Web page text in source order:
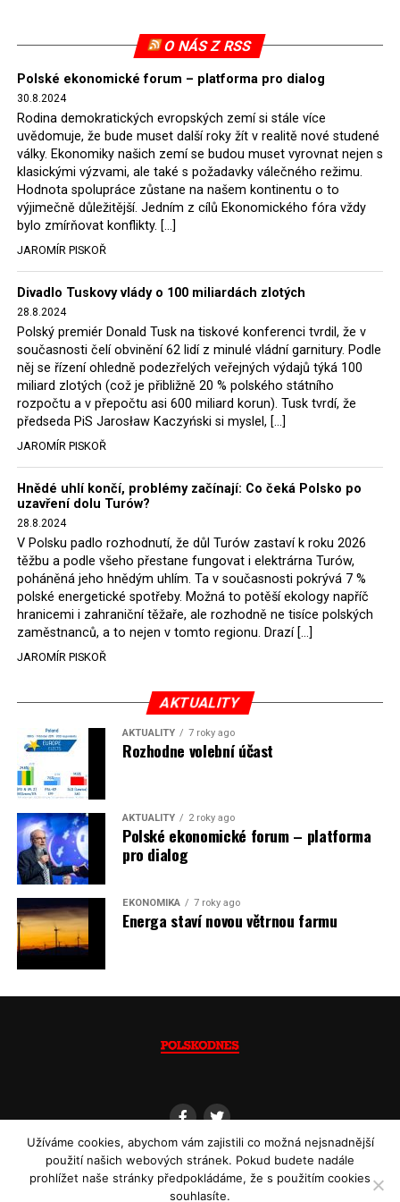
ovládaným energetickým společnostem se tak uvolní
ruce a budou schopny financovat z nových úvěrů
zelenou energetiku a uhlí pro provoz dožívajících
elektráren budou nakupovat za určené ceny ze státních
dolů. Taková je energetická politika nové polské vlády.
Ostatně expert Onichimowski podotkl, že na evropském
trhu s elektřinou je jí dost a je levná.
Jaromír Piskoř
O NÁS Z RSS
Polské ekonomické forum – platforma pro dialog
30.8.2024
Rodina demokratických evropských zemí si stále více
uvědomuje, že bude muset další roky žít v realitě nové studené
války. Ekonomiky našich zemí se budou muset vyrovnat nejen s
klasickými výzvami, ale také s požadavky válečného režimu.
Hodnota spolupráce zůstane na našem kontinentu o to
výjimečně důležitější. Jedním z cílů Ekonomického fóra vždy
bylo zmírňovat konflikty. […]
JAROMÍR PISKOŘ
Divadlo Tuskovy vlády o 100 miliardách zlotých
28.8.2024
Polský premiér Donald Tusk na tiskové konferenci tvrdil, že v
současnosti čelí obvinění 62 lidí z minulé vládní garnitury. Podle
něj se řízení ohledně podezřelých veřejných výdajů týká 100
miliard zlotých (což je přibližně 20 % polského státního
rozpočtu a v přepočtu asi 600 miliard korun). Tusk tvrdí, že
předseda PiS Jarosław Kaczyński si myslel, […]
JAROMÍR PISKOŘ
Hnědé uhlí končí, problémy začínají: Co čeká Polsko po
uzavření dolu Turów?
28.8.2024
V Polsku padlo rozhodnutí, že důl Turów zastaví k roku 2026
těžbu a podle všeho přestane fungovat i elektrárna Turów,
poháněná jeho hnědým uhlím. Ta v současnosti pokrývá 7 %
polské energetické spotřeby. Možná to potěší ekology napříč
hranicemi i zahraniční těžaře, ale rozhodně ne tisíce polských
zaměstnanců, a to nejen v tomto regionu. Drazí […]
JAROMÍR PISKOŘ
AKTUALITY
AKTUALITY 7 roky ago
Rozhodne volební účast
AKTUALITY 2 roky ago
Polské ekonomické forum – platforma
pro dialog
EKONOMIKA 7 roky ago
Energa staví novou větrnou farmu
Užíváme cookies, abychom vám zajistili co možná nejsnadnější
použití našich webových stránek. Pokud budete nadále
prohlížet naše stránky předpokládáme, že s použitím cookies
souhlasíte.